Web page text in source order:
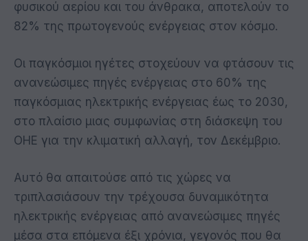
φυσικού αερίου και του άνθρακα, αποτελούν το
82% της πρωτογενούς ενέργειας στον κόσμο.
Οι παγκόσμιοι ηγέτες στοχεύουν να φτάσουν τις
ανανεώσιμες πηγές ενέργειας στο 60% της
παγκόσμιας ηλεκτρικής ενέργειας έως το 2030,
στο πλαίσιο μιας συμφωνίας στη διάσκεψη του
ΟΗΕ για την κλιματική αλλαγή, τον Δεκέμβριο.
Αυτό θα απαιτούσε από τις χώρες να
τριπλασιάσουν την τρέχουσα δυναμικότητα
ηλεκτρικής ενέργειας από ανανεώσιμες πηγές
μέσα στα επόμενα έξι χρόνια, γεγονός που θα